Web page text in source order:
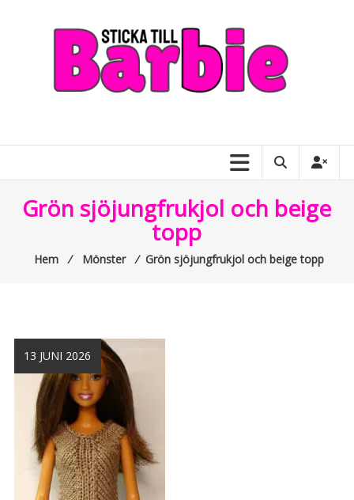
allt
om
Grön sjöjungfrukjol och beige
topp
Hem ⁄ Mönster ⁄ Grön sjöjungfrukjol och beige topp
13 JUNI 2026